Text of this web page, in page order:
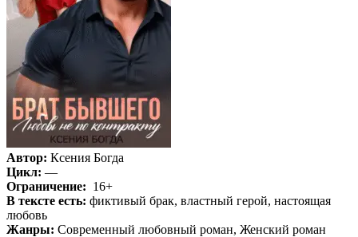
Автор: Ксения Богда
Цикл: —
Ограничение: 16+
В тексте есть: фиктивый брак, властный герой, настоящая
любовь
Жанры: Современный любовный роман, Женский роман